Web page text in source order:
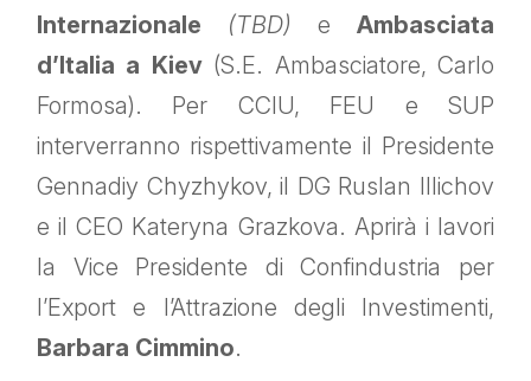
Internazionale
(TBD) e Ambasciata
d’Italia a Kiev(S.E. Ambasciatore, Carlo
Formosa). Per CCIU, FEU e SUP
interverranno rispettivamente il Presidente
Gennadiy Chyzhykov, il DG Ruslan Illichov
e il CEO Kateryna Grazkova. Aprirà i lavori
la Vice Presidente di Confindustria per
l’Export e l’Attrazione degli Investimenti,
Barbara Cimmino.